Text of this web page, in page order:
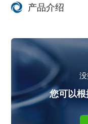
产品介绍
您可以